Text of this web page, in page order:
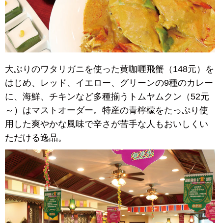
大ぶりのワタリガニを使った黄咖喱飛蟹（148元）を
はじめ、レッド、イエロー、グリーンの9種のカレー
に、海鮮、チキンなど多種揃うトムヤムクン（52元
～）はマストオーダー。特産の青檸檬をたっぷり使
用した爽やかな風味で辛さが苦手な人もおいしくい
ただける逸品。